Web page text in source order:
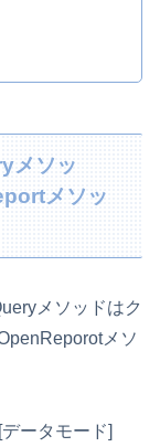
メソッ
メソッ
メソッドはク
メソ
ータモード]